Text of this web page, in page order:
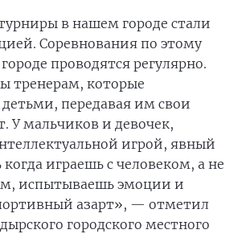
в нашем городе стали
Соревнования по этому
проводятся регулярно.
тренерам, которые
передавая им свои
У мальчиков и девочек,
игрой, явный
когда играешь с человеком, а не
испытываешь эмоции и
азарт», — отметил
городского местного